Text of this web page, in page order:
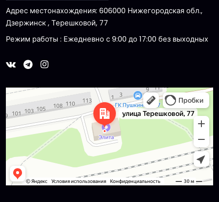
Адрес местонахождения: 606000 Нижегородская обл.,
Дзержинск , Терешковой, 77
Режим работы : Ежедневно с 9:00 до 17:00 без выходных
Dzerzhinsk
Ulitsa Tereshkovoy, 77 — Yandex Maps